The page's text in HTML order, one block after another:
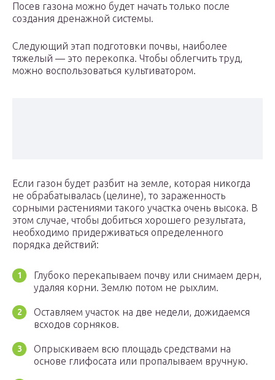
Посев газона можно будет начать только после
создания дренажной системы.
Следующий этап подготовки почвы, наиболее
тяжелый — это перекопка. Чтобы облегчить труд,
можно воспользоваться культиватором.
Если газон будет разбит на земле, которая никогда
не обрабатывалась (целине), то зараженность
сорными растениями такого участка очень высока. В
этом случае, чтобы добиться хорошего результата,
необходимо придерживаться определенного
порядка действий:
Глубоко перекапываем почву или снимаем дерн,
удаляя корни. Землю потом не рыхлим.
Оставляем участок на две недели, дожидаемся
всходов сорняков.
Опрыскиваем всю площадь средствами на
основе глифосата или пропалываем вручную.